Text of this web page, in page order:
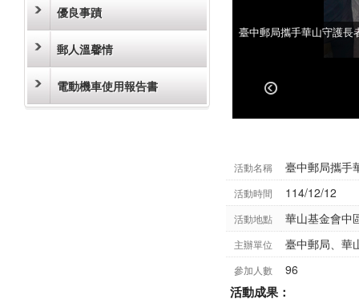
優良事蹟
郵人溫馨情
電動機車使用報告書
臺中郵局攜手華山守護長
臺中郵局攜手華山守護長
活動名稱 臺中郵局攜手
活動時間 114/12/12
活動地點 華山基金會中
主辦單位 臺中郵局、華
參加人數 96
活動成果：